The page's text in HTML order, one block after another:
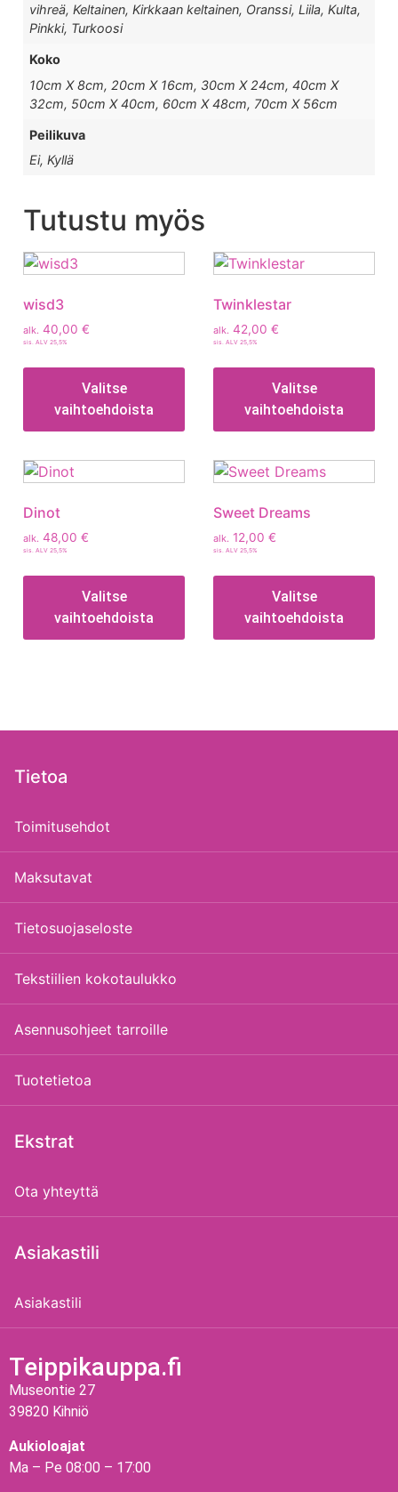
vihreä, Keltainen, Kirkkaan keltainen, Oranssi, Liila, Kulta,
Pinkki, Turkoosi
Koko
10cm X 8cm, 20cm X 16cm, 30cm X 24cm, 40cm X
32cm, 50cm X 40cm, 60cm X 48cm, 70cm X 56cm
Peilikuva
Ei, Kyllä
Tutustu myös
wisd3
alk. 40,00 €
sis. ALV 25,5%
Valitse
vaihtoehdoista
Twinklestar
alk. 42,00 €
sis. ALV 25,5%
Valitse
vaihtoehdoista
Dinot
alk. 48,00 €
sis. ALV 25,5%
Valitse
vaihtoehdoista
Sweet Dreams
alk. 12,00 €
sis. ALV 25,5%
Valitse
vaihtoehdoista
Tietoa
Toimitusehdot
Maksutavat
Tietosuojaseloste
Tekstiilien kokotaulukko
Asennusohjeet tarroille
Tuotetietoa
Ekstrat
Ota yhteyttä
Asiakastili
Asiakastili
Teippikauppa.fi
Museontie 27
39820 Kihniö
Aukioloajat
Ma – Pe 08:00 – 17:00